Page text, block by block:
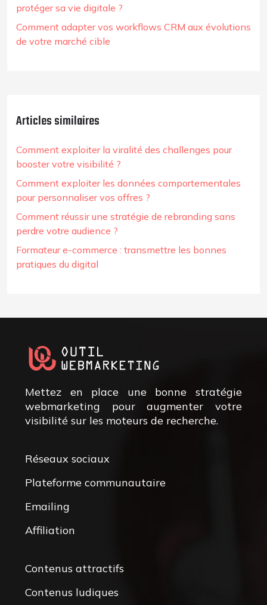
protéger sa vie digitale ?
Comment adapter vos workflows CRM aux évolutions
de votre marché cible
Articles similaires
Comment exploiter la viralité des challenges pour
booster votre visibilité ?
Comment exploiter les données comportementales
pour personnaliser vos offres ?
Comment réussir une stratégie de rebranding sans
perdre votre audience ?
Formateur e-commerce : transmettre les bonnes
pratiques du digital
Mettez en place une bonne stratégie
webmarketing pour augmenter votre
visibilité sur les moteurs de recherche.
Réseaux sociaux
Plateforme communautaire
Emailing
Affiliation
Contenus attractifs
Contenus ludiques